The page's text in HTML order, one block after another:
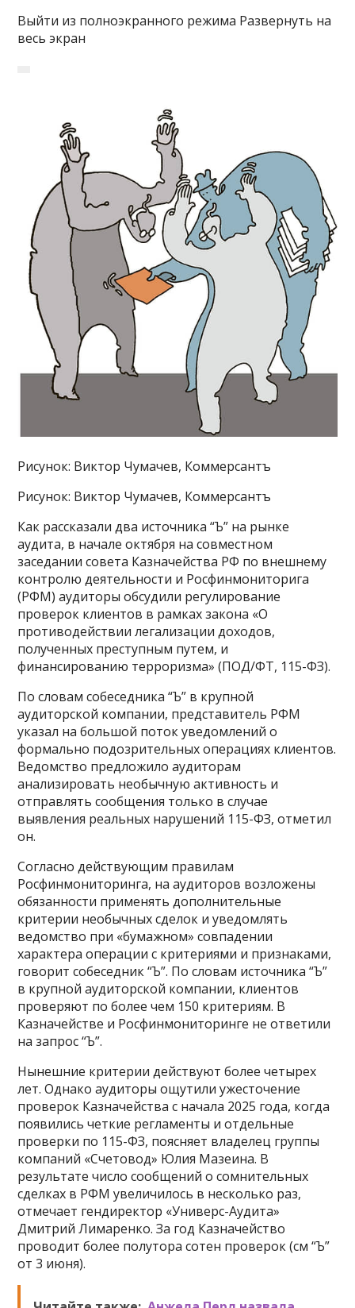
Выйти из полноэкранного режима Развернуть на
весь экран
Рисунок: Виктор Чумачев, Коммерсантъ
Рисунок: Виктор Чумачев, Коммерсантъ
Как рассказали два источника “Ъ” на рынке
аудита, в начале октября на совместном
заседании совета Казначейства РФ по внешнему
контролю деятельности и Росфинмониторига
(РФМ) аудиторы обсудили регулирование
проверок клиентов в рамках закона «О
противодействии легализации доходов,
полученных преступным путем, и
финансированию терроризма» (ПОД/ФТ, 115-ФЗ).
По словам собеседника “Ъ” в крупной
аудиторской компании, представитель РФМ
указал на большой поток уведомлений о
формально подозрительных операциях клиентов.
Ведомство предложило аудиторам
анализировать необычную активность и
отправлять сообщения только в случае
выявления реальных нарушений 115-ФЗ, отметил
он.
Согласно действующим правилам
Росфинмониторинга, на аудиторов возложены
обязанности применять дополнительные
критерии необычных сделок и уведомлять
ведомство при «бумажном» совпадении
характера операции с критериями и признаками,
говорит собеседник “Ъ”. По словам источника “Ъ”
в крупной аудиторской компании, клиентов
проверяют по более чем 150 критериям. В
Казначействе и Росфинмониторинге не ответили
на запрос “Ъ”.
Нынешние критерии действуют более четырех
лет. Однако аудиторы ощутили ужесточение
проверок Казначейства с начала 2025 года, когда
появились четкие регламенты и отдельные
проверки по 115-ФЗ, поясняет владелец группы
компаний «Счетовод» Юлия Мазеина. В
результате число сообщений о сомнительных
сделках в РФМ увеличилось в несколько раз,
отмечает гендиректор «Универс-Аудита»
Дмитрий Лимаренко. За год Казначейство
проводит более полутора сотен проверок (см “Ъ”
от 3 июня).